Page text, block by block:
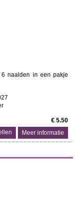
6 naalden in een pakje
€ 5.50
Meer informatie